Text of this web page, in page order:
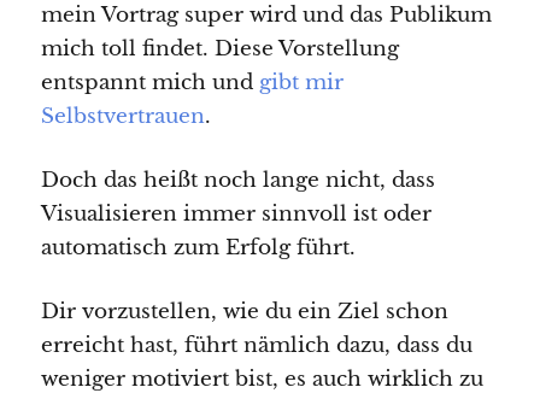
mein Vortrag super wird und das Publikum
mich toll findet. Diese Vorstellung
entspannt mich und gibt mir
Selbstvertrauen.
Doch das heißt noch lange nicht, dass
Visualisieren immer sinnvoll ist oder
automatisch zum Erfolg führt.
Dir vorzustellen, wie du ein Ziel schon
erreicht hast, führt nämlich dazu, dass du
weniger motiviert bist, es auch wirklich zu